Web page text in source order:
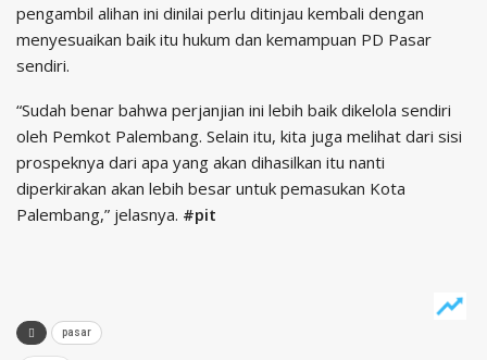
pengambil alihan ini dinilai perlu ditinjau kembali dengan
menyesuaikan baik itu hukum dan kemampuan PD Pasar
sendiri.
“Sudah benar bahwa perjanjian ini lebih baik dikelola sendiri
oleh Pemkot Palembang. Selain itu, kita juga melihat dari sisi
prospeknya dari apa yang akan dihasilkan itu nanti
diperkirakan akan lebih besar untuk pemasukan Kota
Palembang,” jelasnya. #pit
pasar